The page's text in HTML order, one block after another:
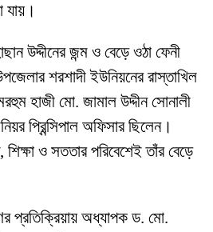
যায়।
উদ্দীনের জন্ম ও বেড়ে ওঠা ফেনী
শরশাদী ইউনিয়নের রাস্তাখিল
হাজী মো. জামাল উদ্দীন সোনালী
প্রিন্সিপাল অফিসার ছিলেন।
শিক্ষা ও সততার পরিবেশেই তাঁর বেড়ে
প্রতিক্রিয়ায় অধ্যাপক ড. মো.